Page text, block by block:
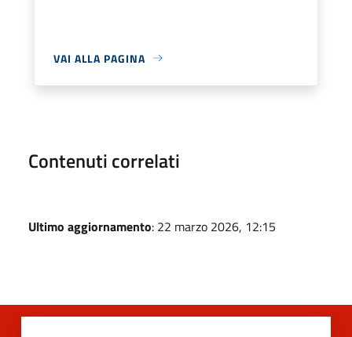
VAI ALLA PAGINA
Contenuti correlati
Ultimo aggiornamento: 22 marzo 2026, 12:15